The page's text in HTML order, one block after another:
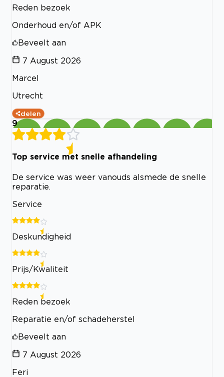
Reden bezoek
Onderhoud en/of APK
Beveelt aan
7 August 2026
Marcel
Utrecht
delen
9
Top service met snelle afhandeling
De service was weer vanouds alsmede de snelle
reparatie.
Service
Deskundigheid
Prijs/Kwaliteit
Reden bezoek
Reparatie en/of schadeherstel
Beveelt aan
7 August 2026
Feri